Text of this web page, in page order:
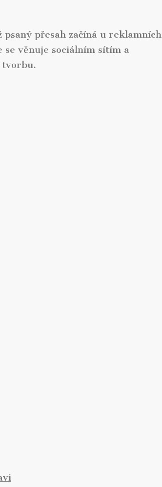
psaný přesah začíná u reklamních
věnuje sociálním sítím a
tvorbu.